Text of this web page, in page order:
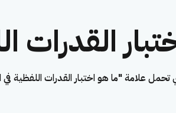
القدرات
تحمل علامة "ما هو اختبار القدرات اللفظية